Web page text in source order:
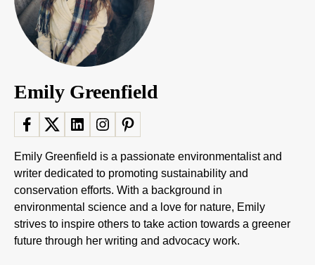
Emily Greenfield
Emily Greenfield is a passionate environmentalist and
writer dedicated to promoting sustainability and
conservation efforts. With a background in
environmental science and a love for nature, Emily
strives to inspire others to take action towards a greener
future through her writing and advocacy work.